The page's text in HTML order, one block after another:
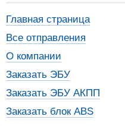
Главная страница
Все отправления
О компании
Заказать ЭБУ
Заказать ЭБУ АКПП
Заказать блок ABS